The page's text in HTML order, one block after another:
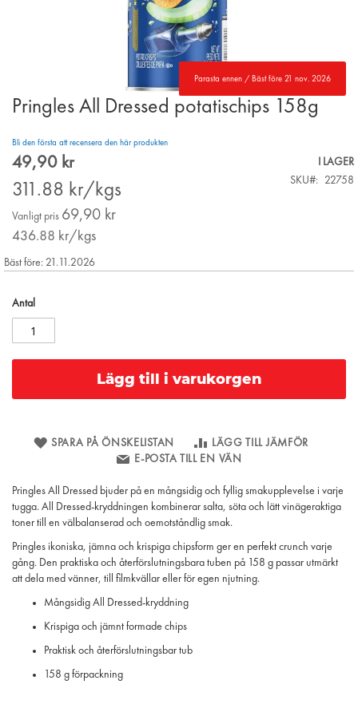
Parasta ennen / Bäst före 21 nov. 2026
Skip
of
the
images
gallery
Pringles All Dressed potatischips 158g
Bli den första att recensera den här produkten
Special
49,90 kr
311.88 kr/kgs
Vanligt pris 69,90 kr
436.88 kr/kgs
I LAGER
SKU
22758
Bäst före: 21.11.2026
Antal
Lägg till i varukorgen
SPARA PÅ ÖNSKELISTAN
LÄGG TILL JÄMFÖR
E-POSTA TILL EN VÄN
Pringles All Dressed bjuder på en mångsidig och fyllig smakupplevelse i varje
tugga. All Dressed-kryddningen kombinerar salta, söta och lätt vinägeraktiga
toner till en välbalanserad och oemotståndlig smak.
Pringles ikoniska, jämna och krispiga chipsform ger en perfekt crunch varje
gång. Den praktiska och återförslutningsbara tuben på 158 g passar utmärkt
att dela med vänner, till filmkvällar eller för egen njutning.
Mångsidig All Dressed-kryddning
Krispiga och jämnt formade chips
Praktisk och återförslutningsbar tub
158 g förpackning